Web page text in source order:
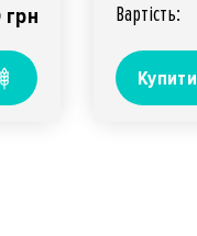
грн Вартiсть:
Купити